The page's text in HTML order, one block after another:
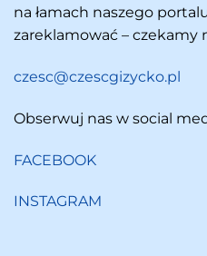
na łamach naszego
zareklamować – czekamy
czesc@czescgizycko.pl
Obserwuj nas w social
FACEBOOK
INSTAGRAM